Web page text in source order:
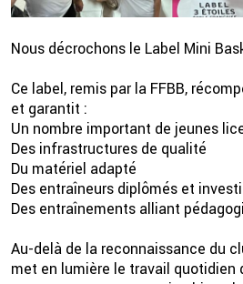
💦
Nous décrochons le Label Mini
Ce label, remis par la FFBB,
et garantit :
Un nombre important de jeunes
Des infrastructures de qualité
Du matériel adapté
Des entraîneurs diplômés et
Des entraînements alliant
Au-delà de la reconnaissance du
met en lumière le travail quotidien